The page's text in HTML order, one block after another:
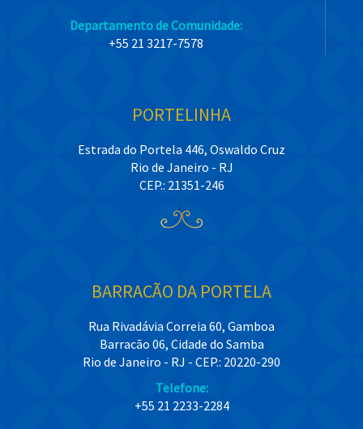
Departamento de Comunidade:
+55 21 3217-7578
PORTELINHA
Estrada do Portela 446, Oswaldo Cruz
Rio de Janeiro - RJ
CEP.: 21351-246
BARRACÃO DA PORTELA
Rua Rivadávia Correia 60, Gamboa
Barracão 06, Cidade do Samba
Rio de Janeiro - RJ - CEP.: 20220-290
Telefone:
+55 21 2233-2284